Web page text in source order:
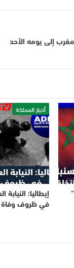
إلى يومه الأحد
أخبار المملكة
إيطاليا:
في ظروف وفاة